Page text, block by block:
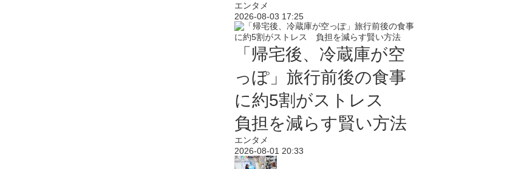
エンタメ
2026-08-03 17:25
「帰宅後、冷蔵庫が空
っぽ」旅行前後の食事
に約5割がストレス
負担を減らす賢い方法
エンタメ
2026-08-01 20:33